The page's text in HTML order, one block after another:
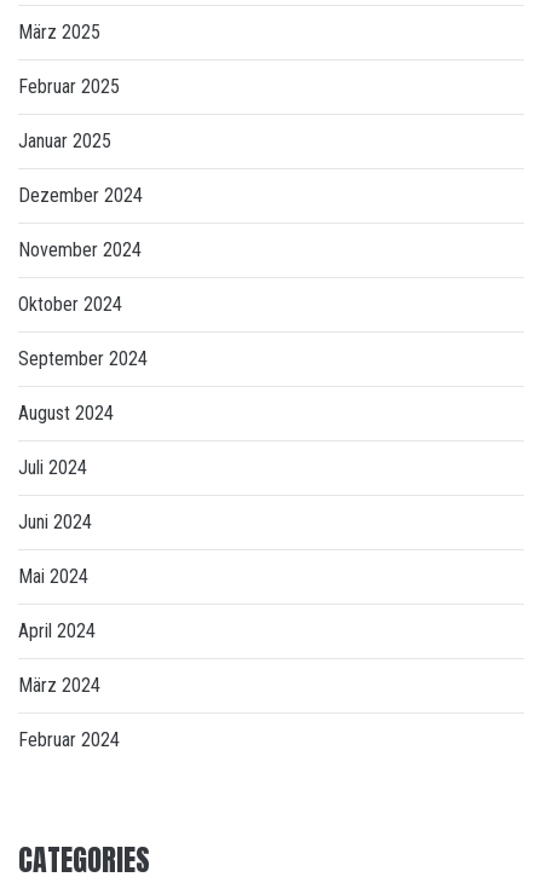
März 2025
Februar 2025
Januar 2025
Dezember 2024
November 2024
Oktober 2024
September 2024
August 2024
Juli 2024
Juni 2024
Mai 2024
April 2024
März 2024
Februar 2024
CATEGORIES